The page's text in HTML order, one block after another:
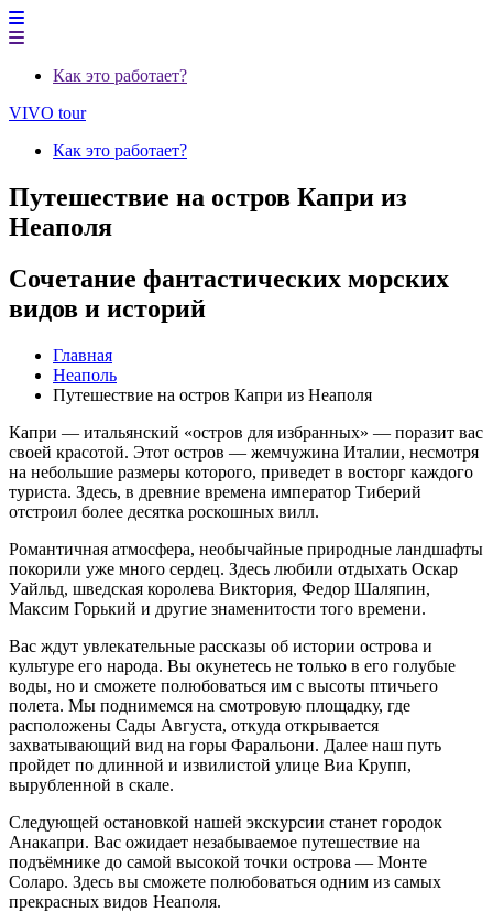
Как это работает?
VIVO tour
Как это работает?
Путешествие на остров Капри из
Неаполя
Сочетание фантастических морских
видов и историй
Главная
Неаполь
Путешествие на остров Капри из Неаполя
Капри — итальянский «остров для избранных» — поразит вас
своей красотой. Этот остров — жемчужина Италии, несмотря
на небольшие размеры которого, приведет в восторг каждого
туриста. Здесь, в древние времена император Тиберий
отстроил более десятка роскошных вилл.
Романтичная атмосфера, необычайные природные ландшафты
покорили уже много сердец. Здесь любили отдыхать Оскар
Уайльд, шведская королева Виктория, Федор Шаляпин,
Максим Горький и другие знаменитости того времени.
Вас ждут увлекательные рассказы об истории острова и
культуре его народа. Вы окунетесь не только в его голубые
воды, но и сможете полюбоваться им с высоты птичьего
полета. Мы поднимемся на смотровую площадку, где
расположены Сады Августа, откуда открывается
захватывающий вид на горы Фаральони. Далее наш путь
пройдет по длинной и извилистой улице Виа Крупп,
вырубленной в скале.
Следующей остановкой нашей экскурсии станет городок
Анакапри. Вас ожидает незабываемое путешествие на
подъёмнике до самой высокой точки острова — Монте
Соларо. Здесь вы сможете полюбоваться одним из самых
прекрасных видов Неаполя.